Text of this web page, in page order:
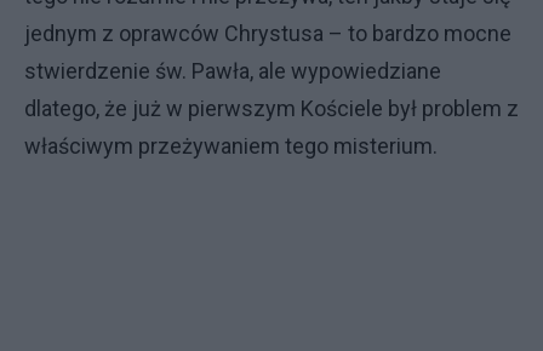
jednym z oprawców Chrystusa – to bardzo mocne
stwierdzenie św. Pawła, ale wypowiedziane
dlatego, że już w pierwszym Kościele był problem z
właściwym przeżywaniem tego misterium.